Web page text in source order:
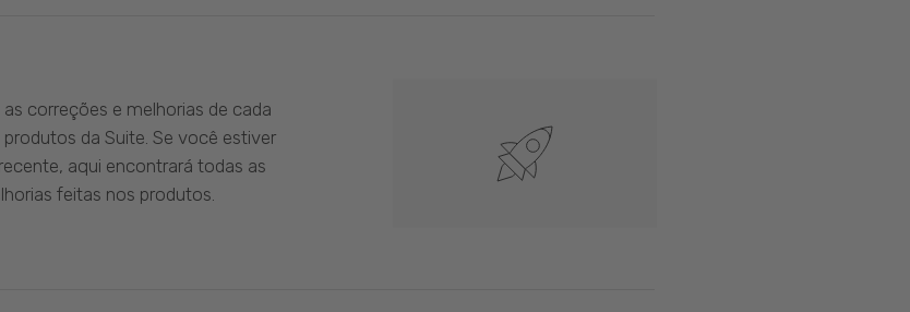
correções e melhorias de cada
da Suite. Se você estiver
aqui encontrará todas as
feitas nos produtos.